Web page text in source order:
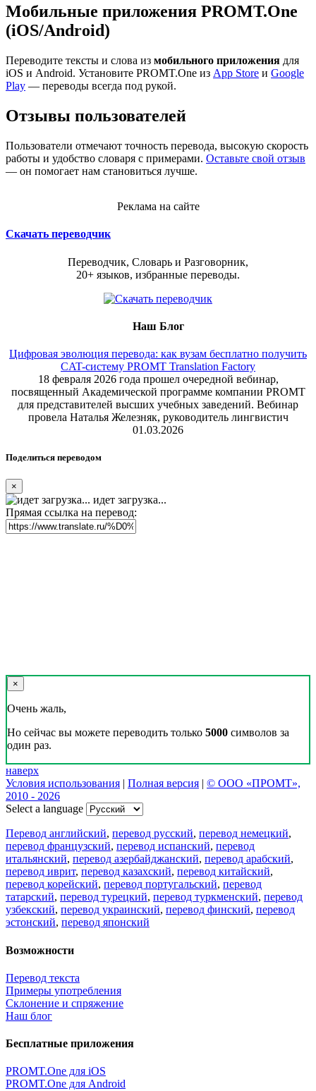
Мобильные приложения PROMT.One
(iOS/Android)
Переводите тексты и слова из мобильного приложения для
iOS и Android. Установите PROMT.One из App Store и Google
Play — переводы всегда под рукой.
Отзывы пользователей
Пользователи отмечают точность перевода, высокую скорость
работы и удобство словаря с примерами. Оставьте свой отзыв
— он помогает нам становиться лучше.
Реклама на сайте
Скачать переводчик
Переводчик, Словарь и Разговорник,
20+ языков, избранные переводы.
Наш Блог
Цифровая эволюция перевода: как вузам бесплатно получить
CAT-систему PROMT Translation Factory
18 февраля 2026 года прошел очередной вебинар,
посвященный Академической программе компании PROMT
для представителей высших учебных заведений. Вебинар
провела Наталья Железняк, руководитель лингвистич
01.03.2026
Поделиться переводом
×
идет загрузка...
Прямая ссылка на перевод:
×
Очень жаль,
Но сейчас вы можете переводить только 5000 символов за
один раз.
наверх
Условия использования | Полная версия | © ООО «ПРОМТ»,
2010 - 2026
Select a language
Перевод английский, перевод русский, перевод немецкий,
перевод французский, перевод испанский, перевод
итальянский, перевод азербайджанский, перевод арабский,
перевод иврит, перевод казахский, перевод китайский,
перевод корейский, перевод португальский, перевод
татарский, перевод турецкий, перевод туркменский, перевод
узбекский, перевод украинский, перевод финский, перевод
эстонский, перевод японский
Возможности
Перевод текста
Примеры употребления
Склонение и спряжение
Наш блог
Бесплатные приложения
PROMT.One для iOS
PROMT.One для Android